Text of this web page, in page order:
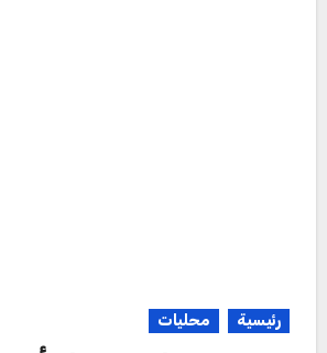
رئيسية محليات